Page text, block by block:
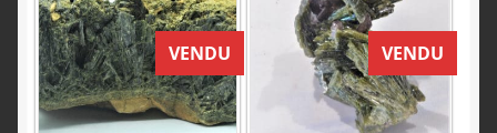
VENDU VENDU